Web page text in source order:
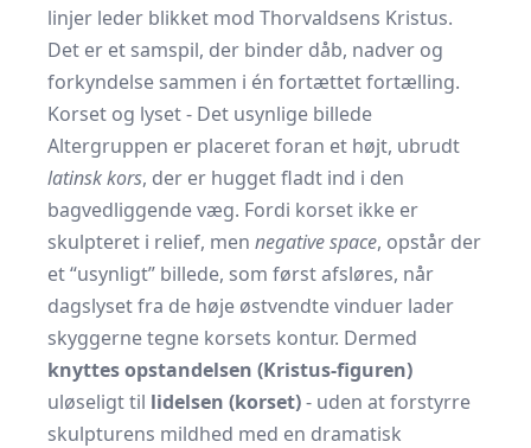
linjer leder blikket mod Thorvaldsens Kristus.
Det er et samspil, der binder dåb, nadver og
forkyndelse sammen i én fortættet fortælling.
Korset og lyset - Det usynlige billede
Altergruppen er placeret foran et højt, ubrudt
latinsk kors, der er hugget fladt ind i den
bagvedliggende væg. Fordi korset ikke er
skulpteret i relief, men negative space, opstår der
et “usynligt” billede, som først afsløres, når
dagslyset fra de høje østvendte vinduer lader
skyggerne tegne korsets kontur. Dermed
knyttes opstandelsen (Kristus-figuren)
uløseligt til lidelsen (korset)- uden at forstyrre
skulpturens mildhed med en dramatisk